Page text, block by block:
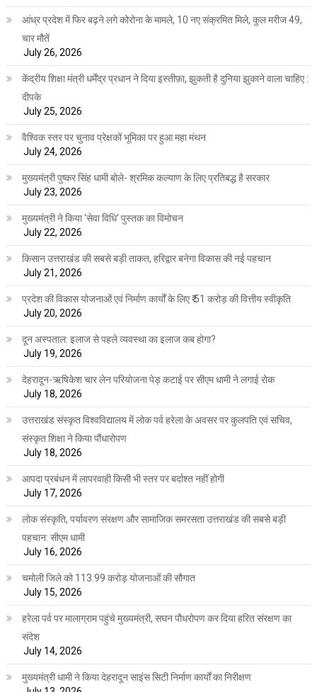
आंध्र प्रदेश में फिर बढ़ने लगे कोरोना के मामले, 10 नए संक्रमित मिले, कुल मरीज 49,
चार मौतें
July 26, 2026
केंद्रीय शिक्षा मंत्री धर्मेंद्र प्रधान ने दिया इस्तीफ़ा, झुकती है दुनिया झुकाने वाला चाहिए :
दीपके
July 25, 2026
वैश्विक स्तर पर चुनाव प्रेक्षकों भूमिका पर हुआ महा मंथन
July 24, 2026
मुख्यमंत्री पुष्कर सिंह धामी बोले- श्रमिक कल्याण के लिए प्रतिबद्ध है सरकार
July 23, 2026
मुख्यमंत्री ने किया ‘सेवा विधि‘ पुस्तक का विमोचन
July 22, 2026
किसान उत्तराखंड की सबसे बड़ी ताकत, हरिद्वार बनेगा विकास की नई पहचान
July 21, 2026
प्रदेश की विकास योजनाओं एवं निर्माण कार्यों के लिए ₹ 51 करोड़ की वित्तीय स्वीकृति
July 20, 2026
दून अस्पताल: इलाज से पहले व्यवस्था का इलाज कब होगा?
July 19, 2026
देहरादून-ऋषिकेश चार लेन परियोजना पेड़ कटाई पर सीएम धामी ने लगाई रोक
July 18, 2026
उत्तराखंड संस्कृत विश्वविद्यालय में लोक पर्व हरेला के अवसर पर कुलपति एवं सचिव,
संस्कृत शिक्षा ने किया पौंधारोपण
July 18, 2026
आपदा प्रबंधन में लापरवाही किसी भी स्तर पर बर्दाश्त नहीं होगी
July 17, 2026
लोक संस्कृति, पर्यावरण संरक्षण और सामाजिक समरसता उत्तराखंड की सबसे बड़ी
पहचान: सीएम धामी
July 16, 2026
चमोली जिले को 113.99 करोड़ योजनाओं की सौगात
July 15, 2026
हरेला पर्व पर मालाग्राम पहुंचे मुख्यमंत्री, सघन पौधरोपण कर दिया हरित संरक्षण का
संदेश
July 14, 2026
मुख्यमंत्री धामी ने किया देहरादून साइंस सिटी निर्माण कार्यों का निरीक्षण